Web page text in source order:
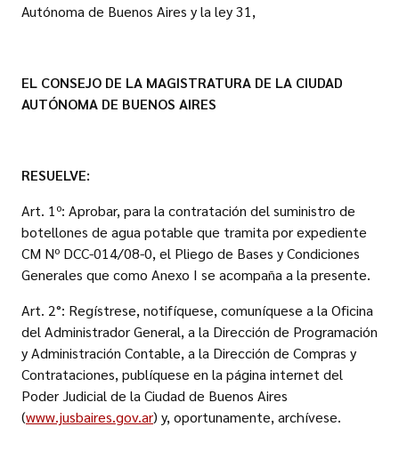
Autónoma de Buenos Aires y la ley 31,
EL CONSEJO DE LA MAGISTRATURA DE LA CIUDAD
AUTÓNOMA DE BUENOS AIRES
RESUELVE:
Art. 1º: Aprobar, para la contratación del suministro de
botellones de agua potable que tramita por expediente
CM Nº DCC-014/08-0, el Pliego de Bases y Condiciones
Generales que como Anexo I se acompaña a la presente.
Art. 2°: Regístrese, notifíquese, comuníquese a la Oficina
del Administrador General, a la Dirección de Programación
y Administración Contable, a la Dirección de Compras y
Contrataciones, publíquese en la página internet del
Poder Judicial de la Ciudad de Buenos Aires
(www.jusbaires.gov.ar) y, oportunamente, archívese.